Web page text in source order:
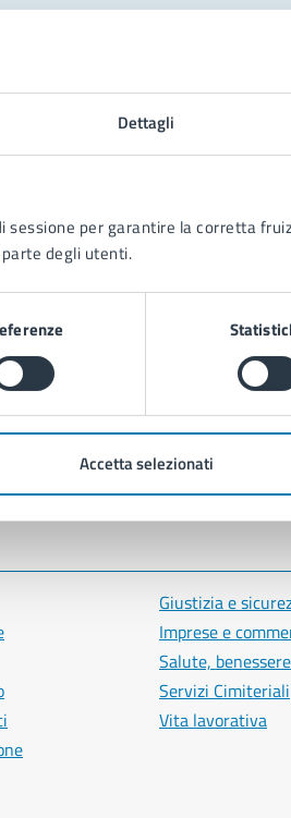
Dettagli
sessione per garantire la corretta
degli utenti.
Accetta selezionati
Giustizia e
Imprese e
Salute,
Servizi Cimiteriali
Vita lavorativa